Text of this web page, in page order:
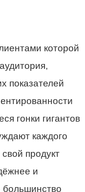
которой
показателей
гонки гигантов
каждого
свой продукт
и